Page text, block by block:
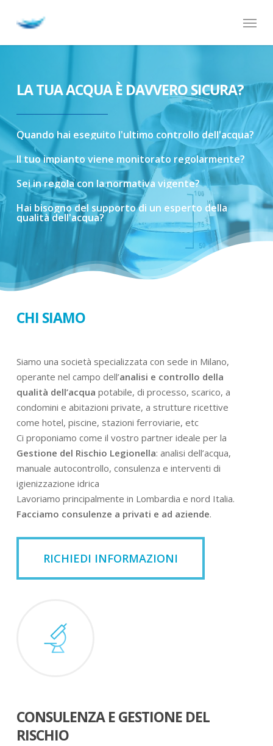
Menu
LA TUA ACQUA È DAVVERO SICURA?
Quando hai eseguito l'ultimo controllo dell'acqua?
Il tuoimpianto viene monitorato regolarmente?
Seiinregola con lanormativa vigente?
Hai bisognodel supportodi un esperto della
qualitàdell'acqua?
CHI SIAMO
Siamo una società specializzata con sede in Milano,
operante nel campo dell’analisi e controllo della
qualità dell’acqua potabile, di processo, scarico, a
condomini e abitazioni private, a strutture ricettive
come hotel, piscine, stazioni ferroviarie, etc
Ci proponiamo come il vostro partner ideale per la
Gestione del Rischio Legionella: analisi dell’acqua,
manuale autocontrollo, consulenza e interventi di
igienizzazione idrica
Lavoriamo principalmente in Lombardia e nord Italia.
Facciamo consulenze a privati e ad aziende.
RICHIEDI INFORMAZIONI
CONSULENZA E GESTIONE DEL
RISCHIO